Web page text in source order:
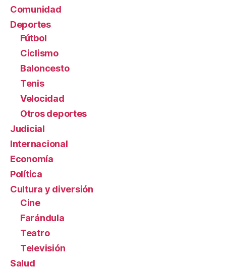
Comunidad
Deportes
Fútbol
Ciclismo
Baloncesto
Tenis
Velocidad
Otros deportes
Judicial
Internacional
Economía
Política
Cultura y diversión
Cine
Farándula
Teatro
Televisión
Salud